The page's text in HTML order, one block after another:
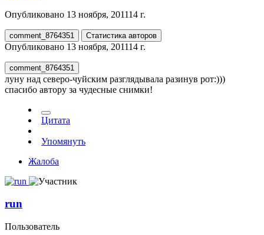
Опубликовано 13 ноября, 201114 г.
comment_8764351 Статистика авторов
Опубликовано 13 ноября, 201114 г.
comment_8764351
луну над северо-чуйским разглядывала разинув рот:)))
спасибо автору за чудесные снимки!
Цитата
Упомянуть
Жалоба
run
Пользователь